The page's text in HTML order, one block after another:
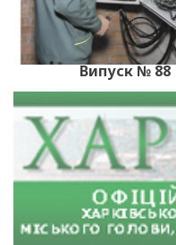
Випуск № 88